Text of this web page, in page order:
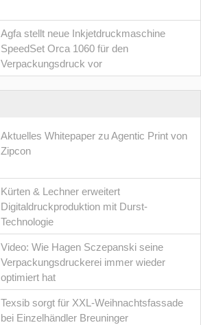
Agfa stellt neue Inkjetdruckmaschine
SpeedSet Orca 1060 für den
Verpackungsdruck vor
Aktuelles Whitepaper zu Agentic Print von
Zipcon
Kürten & Lechner erweitert
Digitaldruckproduktion mit Durst-
Technologie
Video: Wie Hagen Sczepanski seine
Verpackungsdruckerei immer wieder
optimiert hat
Texsib sorgt für XXL-Weihnachtsfassade
bei Einzelhändler Breuninger